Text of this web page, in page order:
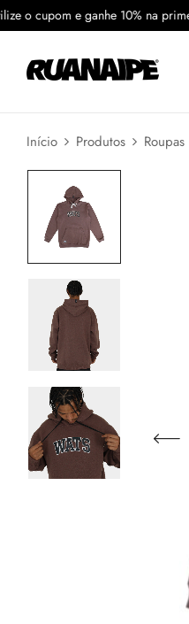
Utilize o cupom e ganhe 10%
Início Produtos Roupas